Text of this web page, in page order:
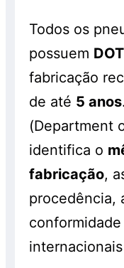
Todos os
possuem
fabricação
de até 5 anos
(Department
identifica o
fabricação,
procedência,